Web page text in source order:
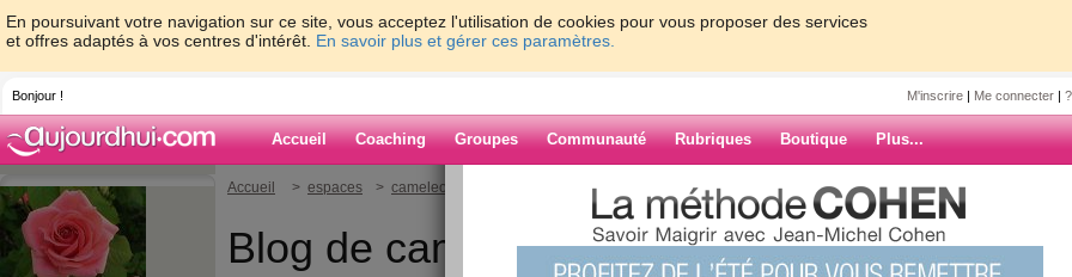
En poursuivant votre navigation sur ce site, vous acceptez l'utilisation de cookies pour vous proposer des services
et offres adaptés à vos centres d'intérêt. En savoir plus et gérer ces paramètres.
Bonjour ! M'inscrire | Me connecter |
Accueil Coaching Groupes Communauté Rubriques Boutique Plus...
Accueil > espaces > cameleon97
Blog de cameleon97